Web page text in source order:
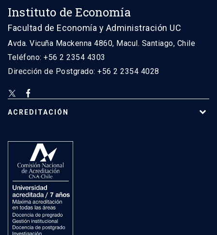
Instituto de Economía
Facultad de Economía y Administración UC
Avda. Vicuña Mackenna 4860, Macul. Santiago, Chile
Teléfono: +56 2 2354 4303
Dirección de Postgrado: +56 2 2354 4028
ACREDITACIÓN